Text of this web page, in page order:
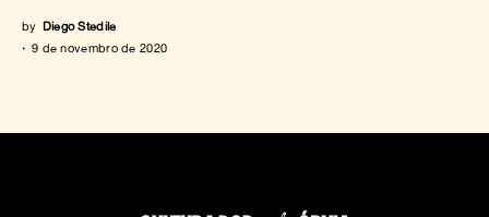
by Diego Stedile
9 de novembro de 2020